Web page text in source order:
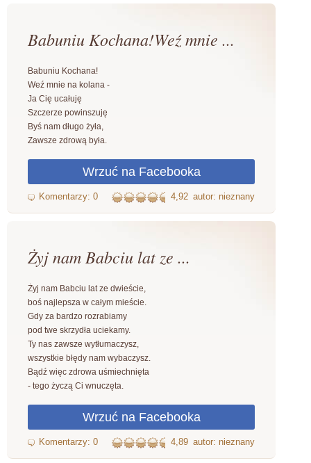
Babuniu Kochana!Weź mnie ...
Babuniu Kochana!
Weź mnie na kolana -
Ja Cię ucałuję
Szczerze powinszuję
Byś nam długo żyła,
Zawsze zdrową była.
4,92 autor: nieznany
Żyj nam Babciu lat ze ...
Żyj nam Babciu lat ze dwieście,
boś najlepsza w całym mieście.
Gdy za bardzo rozrabiamy
pod twe skrzydła uciekamy.
Ty nas zawsze wytłumaczysz,
wszystkie błędy nam wybaczysz.
Bądź więc zdrowa uśmiechnięta
- tego życzą Ci wnuczęta.
4,89 autor: nieznany